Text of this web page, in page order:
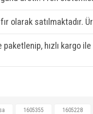
olarak satılmaktadır.
hızlı kargo
1605355 1605228